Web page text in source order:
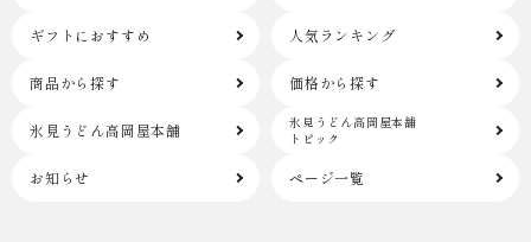
ギフトにおすすめ 人気ランキング
商品から探す 価格から探す
氷見うどん高岡屋本舗
氷見うどん高岡屋本舗
トピック
お知らせ ページ一覧